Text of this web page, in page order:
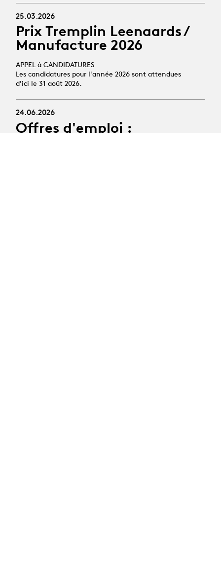
25.03.2026
Prix Tremplin Leenaards /
Manufacture 2026
APPEL à CANDIDATURES
Les candidatures pour l'année 2026 sont attendues
d'ici le 31 août 2026.
24.06.2026
Offres d'emploi :